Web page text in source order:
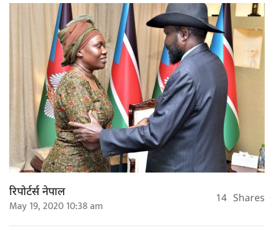
रिपोर्टर्स नेपाल
May 19, 2020 10:38 am 14 Shares